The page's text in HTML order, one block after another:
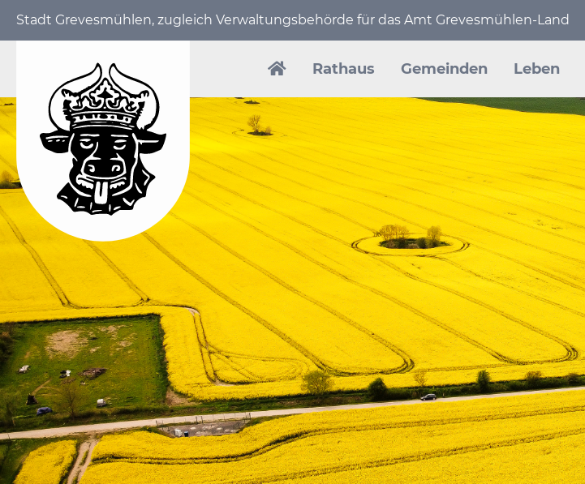
Stadt Grevesmühlen, zugleich Verwaltungs­behörde für das Amt Grevesmühlen-Land
überspringen
Rathaus Gemeinden Leben